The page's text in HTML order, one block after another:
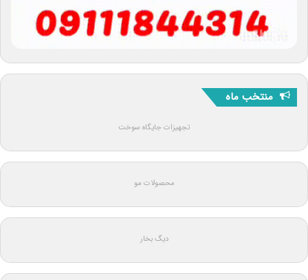
منتخب ماه
تجهیزات جایگاه سوخت
محصولات مو
دیگ بخار